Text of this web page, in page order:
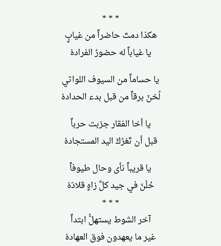
* * *
هكذا دمتَ حاضراً من غيابٍ
يا غياباً له حضورُ الفرادهْ
يا حساماً من السيوف اللواتي
لُحْنَ برقاً من قبل بدء الحدادهْ
يا أخا الفقار جرّبت حرباً
قبل أن تَعْرُكَ اليد المستجادهْ
يا قريباً نأى وحال طيوفاً
حُلْنَ في جيد كلِّ زاهٍ قلادَهْ
* * *
آخر الشوط يستهلُّ ابتداً
غير ما يعهدون فوق العهادهْ